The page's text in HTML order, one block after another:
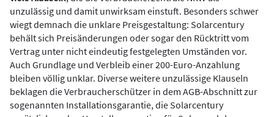
unzulässig und damit unwirksam einstuft. Besonders schwer
wiegt demnach die unklare Preisgestaltung: Solarcentury
behält sich Preisänderungen oder sogar den Rücktritt vom
Vertrag unter nicht eindeutig festgelegten Umständen vor.
Auch Grundlage und Verbleib einer 200-Euro-Anzahlung
bleiben völlig unklar. Diverse weitere unzulässige Klauseln
beklagen die Verbraucherschützer in dem AGB-Abschnitt zur
sogenannten Installationsgarantie, die Solarcentury